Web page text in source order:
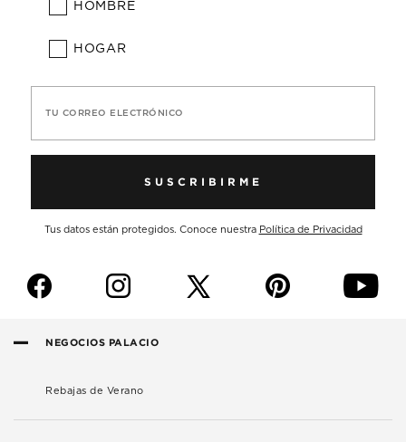
HOMBRE
HOGAR
TU CORREO ELECTRÓNICO
SUSCRIBIRME
Tus datos están protegidos. Conoce nuestra Política de Privacidad
f i p y
NEGOCIOS PALACIO
Rebajas de Verano